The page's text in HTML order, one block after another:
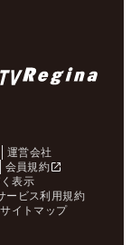
運営会社
会員規約
表示
ービス利用規約
サイトマップ